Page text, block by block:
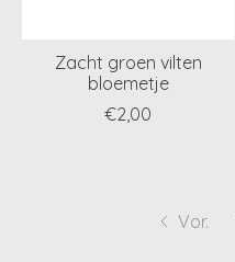
Zacht groen vilten
bloemetje
€2,00
Vor.